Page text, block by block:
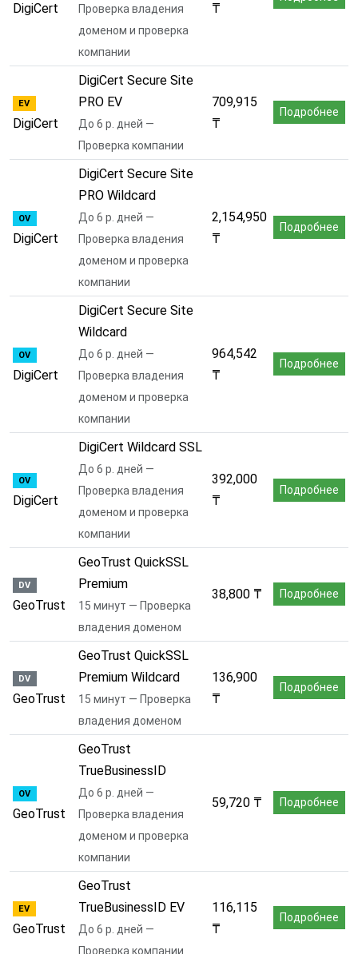
DigiCert
Проверка владения
доменом и проверка
компании
₸
EV
DigiCert
DigiCert Secure Site
PRO EV
До 6 р. дней —
Проверка компании
709,915
₸
Подробнее
OV
DigiCert
DigiCert Secure Site
PRO Wildcard
До 6 р. дней —
Проверка владения
доменом и проверка
компании
2,154,950
₸
Подробнее
OV
DigiCert
DigiCert Secure Site
Wildcard
До 6 р. дней —
Проверка владения
доменом и проверка
компании
964,542
₸
Подробнее
OV
DigiCert
DigiCert Wildcard SSL
До 6 р. дней —
Проверка владения
доменом и проверка
компании
392,000
₸
Подробнее
DV
GeoTrust
GeoTrust QuickSSL
Premium
15 минут — Проверка
владения доменом
38,800 ₸ Подробнее
DV
GeoTrust
GeoTrust QuickSSL
Premium Wildcard
15 минут — Проверка
владения доменом
136,900
₸
Подробнее
OV
GeoTrust
GeoTrust
TrueBusinessID
До 6 р. дней —
Проверка владения
доменом и проверка
компании
59,720 ₸ Подробнее
EV
GeoTrust
GeoTrust
TrueBusinessID EV
До 6 р. дней —
Проверка компании
116,115
₸
Подробнее